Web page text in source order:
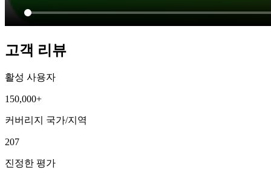
고객 리뷰
활성 사용자
150,000+
커버리지 국가/지역
207
진정한 평가